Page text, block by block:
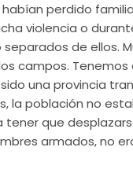
perdido
violencia o
de ellos.
campos.
una provincia
la población no
que
armados, no